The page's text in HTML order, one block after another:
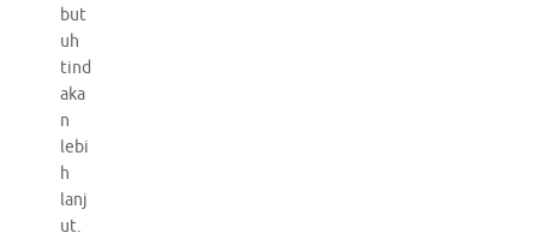
but
uh
tind
aka
n
lebi
h
lanj
ut.